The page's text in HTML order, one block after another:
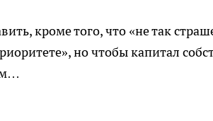
кроме того, что «не так
но чтобы капитал